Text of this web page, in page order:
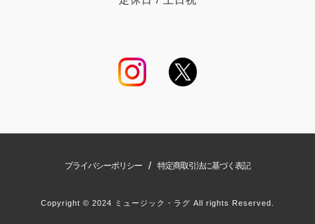
プライバシーポリシー / 特定商取引法に基づく表記
Copyright © 2024 ミュージック・ラグ All rights Reserved.